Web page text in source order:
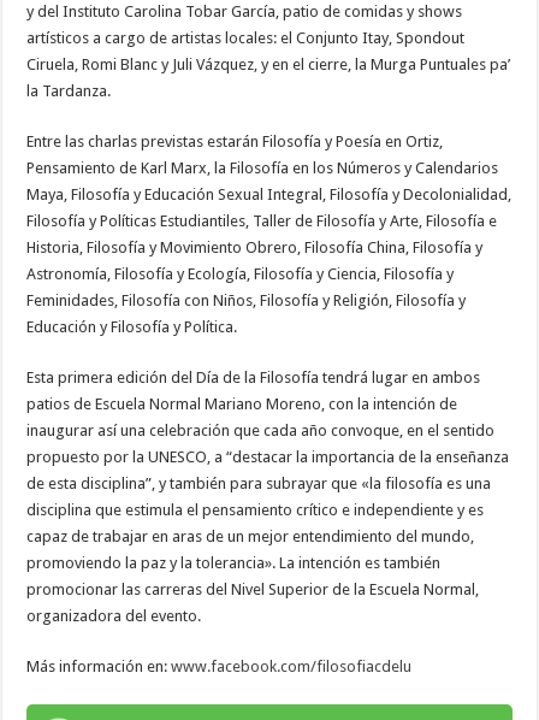
y del Instituto Carolina Tobar García, patio de comidas y shows
artísticos a cargo de artistas locales: el Conjunto Itay, Spondout
Ciruela, Romi Blanc y Juli Vázquez, y en el cierre, la Murga Puntuales pa’
la Tardanza.
Entre las charlas previstas estarán Filosofía y Poesía en Ortiz,
Pensamiento de Karl Marx, la Filosofía en los Números y Calendarios
Maya, Filosofía y Educación Sexual Integral, Filosofía y Decolonialidad,
Filosofía y Políticas Estudiantiles, Taller de Filosofía y Arte, Filosofía e
Historia, Filosofía y Movimiento Obrero, Filosofía China, Filosofía y
Astronomía, Filosofía y Ecología, Filosofía y Ciencia, Filosofía y
Feminidades, Filosofía con Niños, Filosofía y Religión, Filosofía y
Educación y Filosofía y Política.
Esta primera edición del Día de la Filosofía tendrá lugar en ambos
patios de Escuela Normal Mariano Moreno, con la intención de
inaugurar así una celebración que cada año convoque, en el sentido
propuesto por la UNESCO, a “destacar la importancia de la enseñanza
de esta disciplina”, y también para subrayar que «la filosofía es una
disciplina que estimula el pensamiento crítico e independiente y es
capaz de trabajar en aras de un mejor entendimiento del mundo,
promoviendo la paz y la tolerancia». La intención es también
promocionar las carreras del Nivel Superior de la Escuela Normal,
organizadora del evento.
Más información en:www.facebook.com/filosofiacdelu